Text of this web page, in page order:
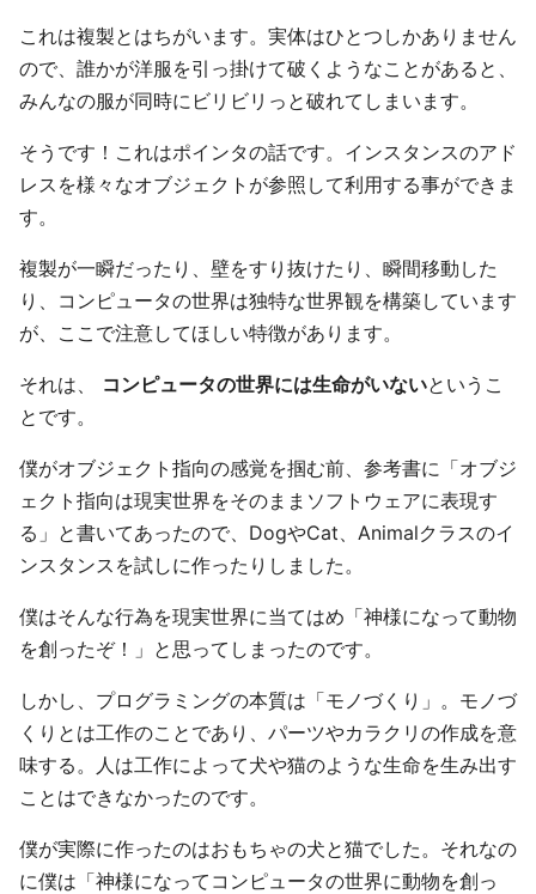
これは複製とはちがいます。実体はひとつしかありません
ので、誰かが洋服を引っ掛けて破くようなことがあると、
みんなの服が同時にビリビリっと破れてしまいます。
そうです！これはポインタの話です。インスタンスのアド
レスを様々なオブジェクトが参照して利用する事ができま
す。
複製が一瞬だったり、壁をすり抜けたり、瞬間移動した
り、コンピュータの世界は独特な世界観を構築しています
が、ここで注意してほしい特徴があります。
それは、 コンピュータの世界には生命がいないというこ
とです。
僕がオブジェクト指向の感覚を掴む前、参考書に「オブジ
ェクト指向は現実世界をそのままソフトウェアに表現す
る」と書いてあったので、DogやCat、Animalクラスのイ
ンスタンスを試しに作ったりしました。
僕はそんな行為を現実世界に当てはめ「神様になって動物
を創ったぞ！」と思ってしまったのです。
しかし、プログラミングの本質は「モノづくり」。モノづ
くりとは工作のことであり、パーツやカラクリの作成を意
味する。人は工作によって犬や猫のような生命を生み出す
ことはできなかったのです。
僕が実際に作ったのはおもちゃの犬と猫でした。それなの
に僕は「神様になってコンピュータの世界に動物を創っ